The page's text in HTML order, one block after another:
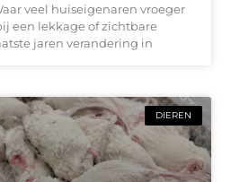
veel huiseigenaren vroeger
een lekkage of zichtbare
jaren verandering in
DIEREN